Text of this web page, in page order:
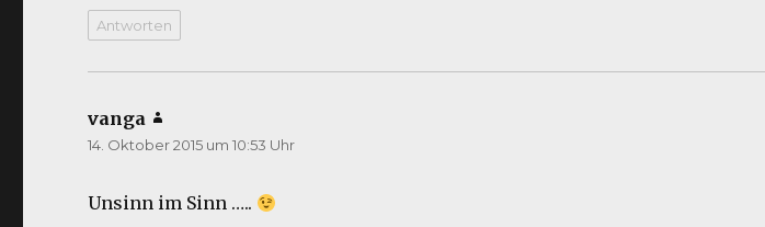
Antworten
vanga
14. Oktober 2015 um 10:53 Uhr
Unsinn im Sinn …..